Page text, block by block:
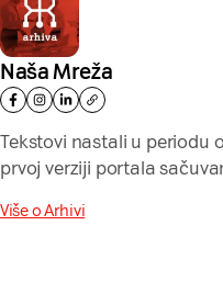
Naša Mreža
Tekstovi nastali u periodu
prvoj verziji portala
Više o Arhivi